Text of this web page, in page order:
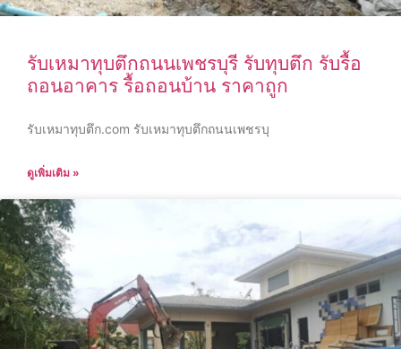
รับเหมาทุบตึกถนนเพชรบุรี รับทุบตึก รับรื้อ
ถอนอาคาร รื้อถอนบ้าน ราคาถูก
รับเหมาทุบตึก.com รับเหมาทุบตึกถนนเพชรบุ
ดูเพิ่มเติม »